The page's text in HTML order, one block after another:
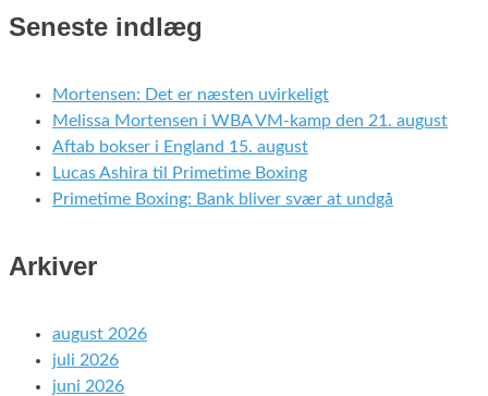
Seneste indlæg
Mortensen: Det er næsten uvirkeligt
Melissa Mortensen i WBA VM-kamp den 21. august
Aftab bokser i England 15. august
Lucas Ashira til Primetime Boxing
Primetime Boxing: Bank bliver svær at undgå
Arkiver
august 2026
juli 2026
juni 2026